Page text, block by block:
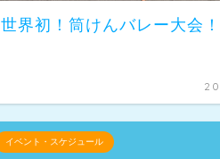
世界初！筒けんバレー大会！
イベント・スケジュール